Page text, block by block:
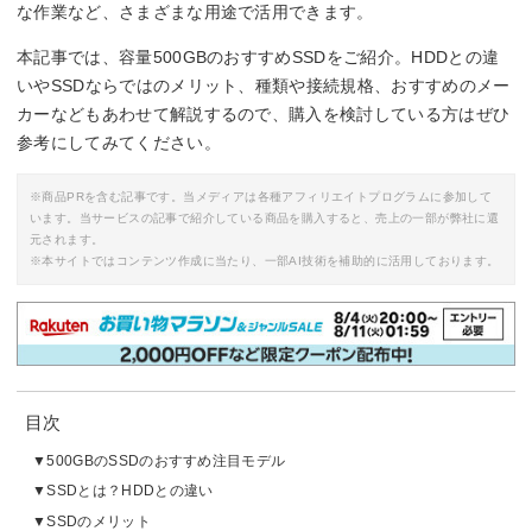
な作業など、さまざまな用途で活用できます。
本記事では、容量500GBのおすすめSSDをご紹介。HDDとの違
いやSSDならではのメリット、種類や接続規格、おすすめのメー
カーなどもあわせて解説するので、購入を検討している方はぜひ
参考にしてみてください。
※商品PRを含む記事です。当メディアは各種アフィリエイトプログラムに参加して
います。当サービスの記事で紹介している商品を購入すると、売上の一部が弊社に還
元されます。
※本サイトではコンテンツ作成に当たり、一部AI技術を補助的に活用しております。
目次
500GBのSSDのおすすめ注目モデル
SSDとは？HDDとの違い
SSDのメリット